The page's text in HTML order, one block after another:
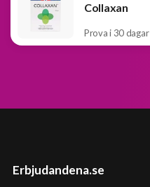
Collaxan
Prova i 30 dagar
Erbjudandena.se